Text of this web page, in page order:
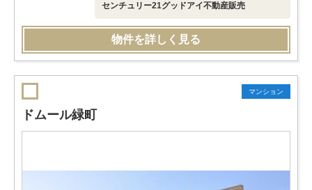
センチュリー21グッドアイ不動産販売
物件を詳しく見る
マンション
ドムール緑町